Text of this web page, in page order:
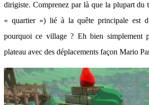
dirigiste. Comprenez par là que la plupart du
« quartier ») lié à la quête principale est
pourquoi ce village ? Eh bien simplement
plateau avec des déplacements façon Mario